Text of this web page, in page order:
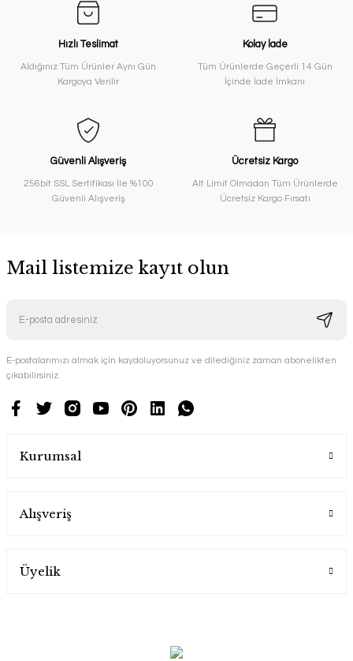
Hızlı Teslimat
Aldığınız Tüm Ürünler Aynı Gün
Kargoya Verilir
Kolay İade
Tüm Ürünlerde Geçerli 14 Gün
İçinde İade İmkanı
Güvenli Alışveriş
256bit SSL Sertifikası İle %100
Güvenli Alışveriş
Ücretsiz Kargo
Alt Limit Olmadan Tüm Ürünlerde
Ücretsiz Kargo Fırsatı
Mail listemize kayıt olun
E-postalarımızı almak için kaydoluyorsunuz ve dilediğiniz zaman abonelikten
çıkabilirsiniz.
Kurumsal
Alışveriş
Üyelik